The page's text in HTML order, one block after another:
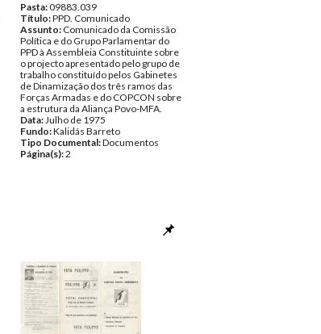
Pasta:09883.039
Título:PPD. Comunicado
Assunto: Comunicado da Comissão
Política e do Grupo Parlamentar do
PPD à Assembleia Constituinte sobre
o projecto apresentado pelo grupo de
trabalho constituído pelos Gabinetes
de Dinamização dos três ramos das
Forças Armadas e do COPCON sobre
a estrutura da Aliança Povo-MFA.
Data:Julho de 1975
Fundo:Kalidás Barreto
Tipo Documental:Documentos
Página(s):2